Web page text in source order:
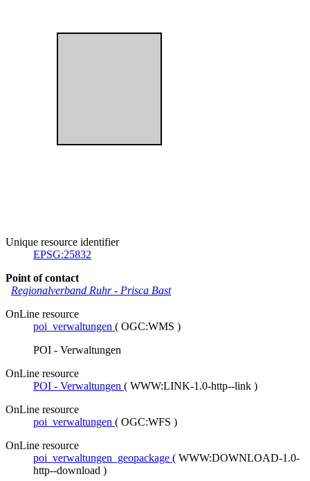
Unique resource identifier
EPSG:25832
Point of contact
Regionalverband Ruhr- Prisca Bast
OnLine resource
poi_verwaltungen ( OGC:WMS )
POI - Verwaltungen
OnLine resource
POI - Verwaltungen ( WWW:LINK-1.0-http--link )
OnLine resource
poi_verwaltungen ( OGC:WFS )
OnLine resource
poi_verwaltungen_geopackage ( WWW:DOWNLOAD-1.0-
http--download )